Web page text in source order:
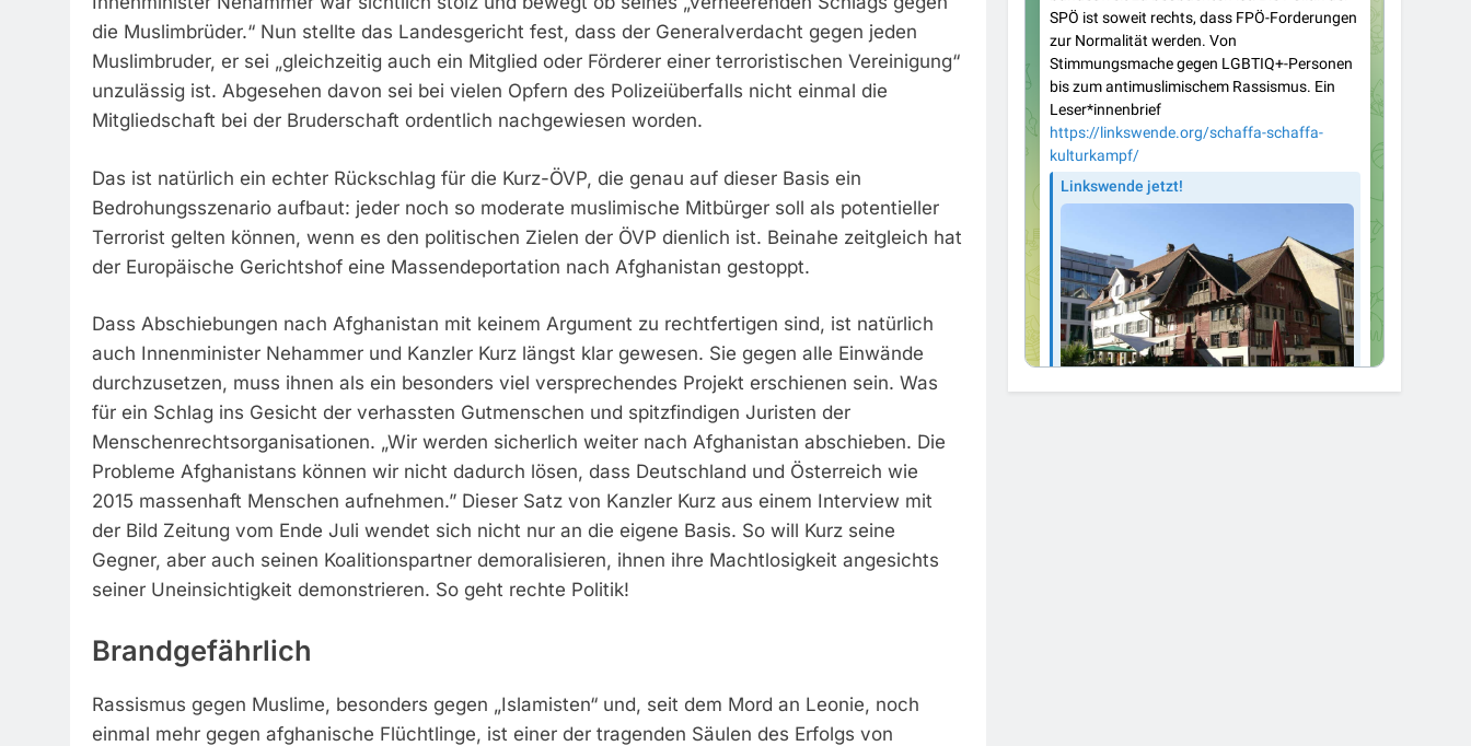
die Muslimbrüder.“ Nun stellte das Landesgericht fest, dass der Generalverdacht gegen jeden
Muslimbruder, er sei „gleichzeitig auch ein Mitglied oder Förderer einer terroristischen Vereinigung“
unzulässig ist. Abgesehen davon sei bei vielen Opfern des Polizeiüberfalls nicht einmal die
Mitgliedschaft bei der Bruderschaft ordentlich nachgewiesen worden.
Das ist natürlich ein echter Rückschlag für die Kurz-ÖVP, die genau auf dieser Basis ein
Bedrohungsszenario aufbaut: jeder noch so moderate muslimische Mitbürger soll als potentieller
Terrorist gelten können, wenn es den politischen Zielen der ÖVP dienlich ist. Beinahe zeitgleich hat
der Europäische Gerichtshof eine Massendeportation nach Afghanistan gestoppt.
Dass Abschiebungen nach Afghanistan mit keinem Argument zu rechtfertigen sind, ist natürlich
auch Innenminister Nehammer und Kanzler Kurz längst klar gewesen. Sie gegen alle Einwände
durchzusetzen, muss ihnen als ein besonders viel versprechendes Projekt erschienen sein. Was
für ein Schlag ins Gesicht der verhassten Gutmenschen und spitzfindigen Juristen der
Menschenrechtsorganisationen. „Wir werden sicherlich weiter nach Afghanistan abschieben. Die
Probleme Afghanistans können wir nicht dadurch lösen, dass Deutschland und Österreich wie
2015 massenhaft Menschen aufnehmen.” Dieser Satz von Kanzler Kurz aus einem Interview mit
der Bild Zeitung vom Ende Juli wendet sich nicht nur an die eigene Basis. So will Kurz seine
Gegner, aber auch seinen Koalitionspartner demoralisieren, ihnen ihre Machtlosigkeit angesichts
seiner Uneinsichtigkeit demonstrieren. So geht rechte Politik!
Brandgefährlich
Rassismus gegen Muslime, besonders gegen „Islamisten“ und, seit dem Mord an Leonie, noch
einmal mehr gegen afghanische Flüchtlinge, ist einer der tragenden Säulen des Erfolgs von